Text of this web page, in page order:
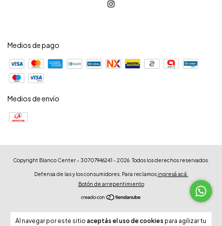
Al navegar por este sitio aceptás el uso de cookies para agilizar tu
Medios de pago
Medios de envío
Copyright Blanco Center - 30707946241 - 2026. Todos los derechos reservados.
Defensa de las y los consumidores. Para reclamos ingresá acá.
Botón de arrepentimiento